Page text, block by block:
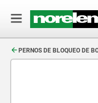
PERNOS DE BLOQUEO DE